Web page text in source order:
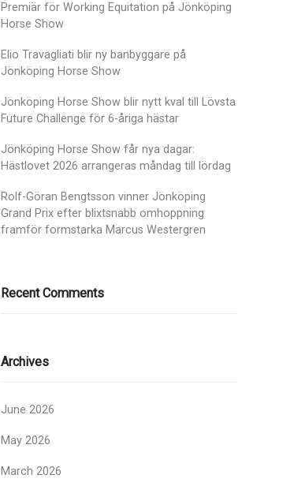
Premiär för Working Equitation på Jönköping
Horse Show
Elio Travagliati blir ny banbyggare på
Jönköping Horse Show
Jönköping Horse Show blir nytt kval till Lövsta
Future Challenge för 6-åriga hästar
Jönköping Horse Show får nya dagar:
Hästlovet 2026 arrangeras måndag till lördag
Rolf-Göran Bengtsson vinner Jönköping
Grand Prix efter blixtsnabb omhoppning
framför formstarka Marcus Westergren
Recent Comments
Archives
June 2026
May 2026
March 2026